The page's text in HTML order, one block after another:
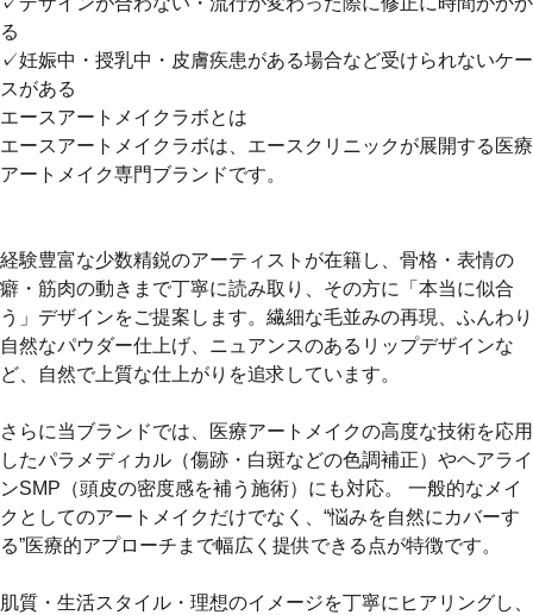
る
✓妊娠中・授乳中・皮膚疾患がある場合など受けられないケー
スがある
エースアートメイクラボとは
エースアートメイクラボは、エースクリニックが展開する医療
アートメイク専門ブランドです。
経験豊富な少数精鋭のアーティストが在籍し、骨格・表情の
癖・筋肉の動きまで丁寧に読み取り、その方に「本当に似合
う」デザインをご提案します。繊細な毛並みの再現、ふんわり
自然なパウダー仕上げ、ニュアンスのあるリップデザインな
ど、自然で上質な仕上がりを追求しています。
さらに当ブランドでは、医療アートメイクの高度な技術を応用
したパラメディカル（傷跡・白斑などの色調補正）やヘアライ
ンSMP（頭皮の密度感を補う施術）にも対応。 一般的なメイ
クとしてのアートメイクだけでなく、“悩みを自然にカバーす
る”医療的アプローチまで幅広く提供できる点が特徴です。
肌質・生活スタイル・理想のイメージを丁寧にヒアリングし、